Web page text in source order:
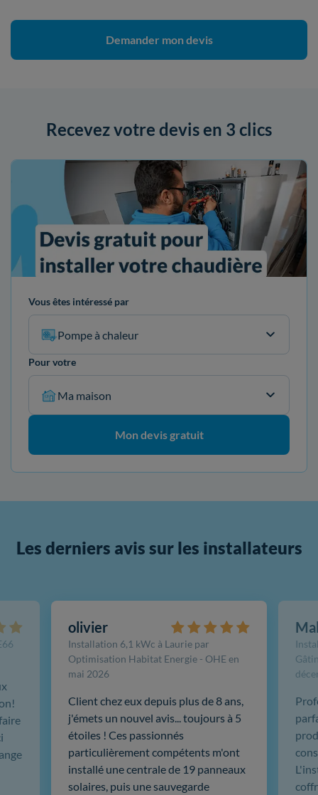
Demander mon devis
Recevez votre devis en 3 clics
Vous êtes intéressé par
Pompe à chaleur
Pour votre
Ma maison
Mon devis gratuit
Les derniers avis sur les installateurs
olivier
Installation 6,1 kWc à Laurie par
Optimisation Habitat Energie - OHE en
mai 2026
Client chez eux depuis plus de 8 ans,
j'émets un nouvel avis... toujours à 5
étoiles ! Ces passionnés
particulièrement compétents m'ont
installé une centrale de 19 panneaux
solaires, puis une sauvegarde